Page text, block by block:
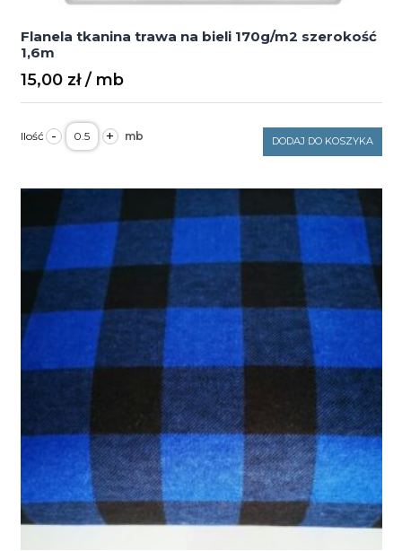
Flanela tkanina trawa na bieli 170g/m2 szerokość
1,6m
15,00 zł
- ilość
Flanela
tkanina
szerokość
+ DODAJ DO KOSZYKA